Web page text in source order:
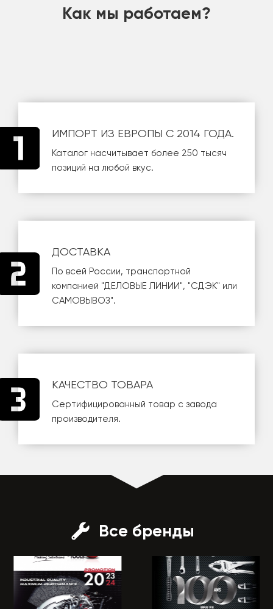
Как мы работаем?
ИМПОРТ ИЗ ЕВРОПЫ С 2014 ГОДА.
Каталог насчитывает более 250 тысяч
позиций на любой вкус.
ДОСТАВКА
По всей России, транспортной
компанией "ДЕЛОВЫЕ ЛИНИИ", "СДЭК" или
САМОВЫВОЗ".
КАЧЕСТВО ТОВАРА
Сертифицированный товар с завода
производителя.
Все бренды